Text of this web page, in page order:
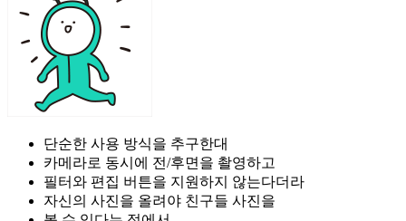
단순한 사용 방식을 추구한대
카메라로 동시에 전/후면을 촬영하고
필터와 편집 버튼을 지원하지 않는다더라
자신의 사진을 올려야 친구들 사진을